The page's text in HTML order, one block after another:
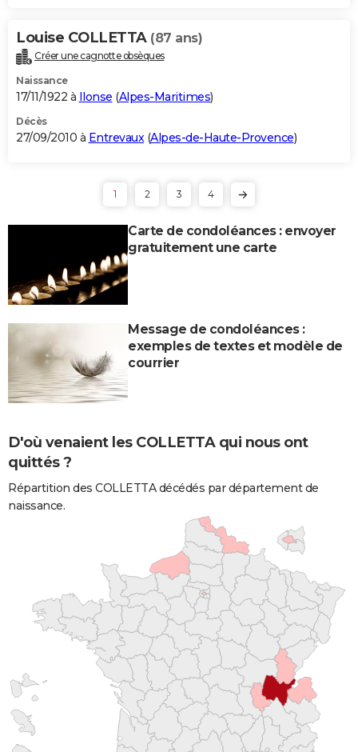
Louise COLLETTA (87 ans)
Créer une cagnotte obsèques
Naissance
17/11/1922 à Ilonse (Alpes-Maritimes)
Décès
27/09/2010 à Entrevaux (Alpes-de-Haute-Provence)
1 2 3 4
Carte de condoléances : envoyer
gratuitement une carte
Message de condoléances :
exemples de textes et modèle de
courrier
D'où venaient les COLLETTA qui nous ont
quittés ?
Répartition des COLLETTA décédés par département de
naissance.